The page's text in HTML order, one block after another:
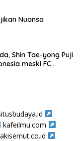
Nuansa
Shin Tae-yong Puji
meski FC
kafeilmu.com